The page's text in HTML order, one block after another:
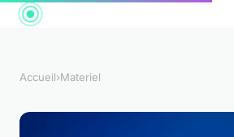
Accueil›Materiel